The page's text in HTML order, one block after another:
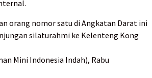
orang nomor satu di Angkatan Darat ini
silaturahmi ke Kelenteng Kong
Mini Indonesia Indah), Rabu